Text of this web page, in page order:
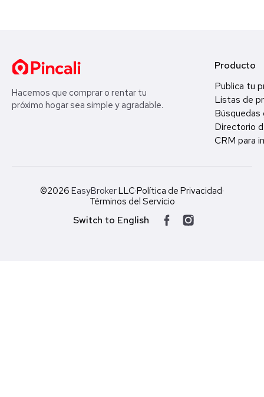
Hacemos que comprar o rentar tu
próximo hogar sea simple y agradable.
Producto
Publica tu
Listas de
Búsquedas
Directorio
CRM para
©2026 EasyBrokerLLC·Política de Privacidad·
Términos del Servicio
Switch to English